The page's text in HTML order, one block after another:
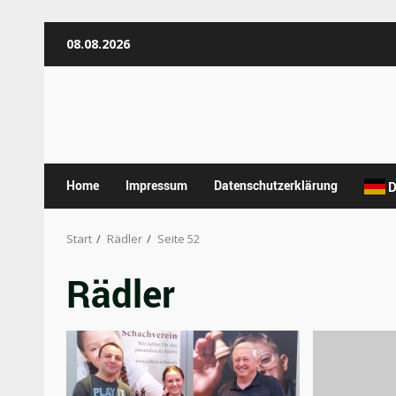
Inhalt08.08.2026
Home Impressum Datenschutzerklärung
Start Rädler Seite 52
Rädler